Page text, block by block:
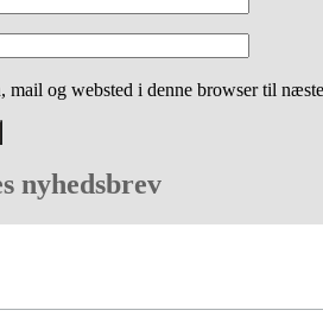
mail og websted i denne browser til
nyhedsbrev